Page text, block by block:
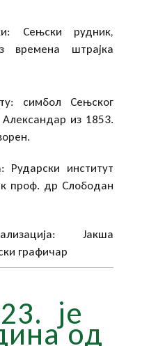
Сењски рудник,
времена штрајка
симбол Сењског
из 1853.
Рударски институт
проф. др Слободан
Јакша
графичар
је
од